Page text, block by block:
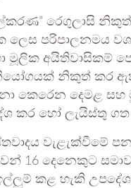
රෙගුලාසි
පරිපාලනමය
අයිතිවාසිකම්
නිකුත් කර
කෙරෙන දෙමළ
කර හෝ ලැයිස්තු
16 දෙනෙකුට
ඉල්ලුම් කළ හැකි